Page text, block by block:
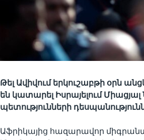
Թել Ավիվում երկուշաբթի օրն
են կատարել Իսրայելում
պետությունների
Աֆրիկայից հազարավոր